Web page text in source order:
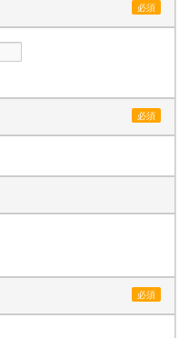
必須
必須
必須